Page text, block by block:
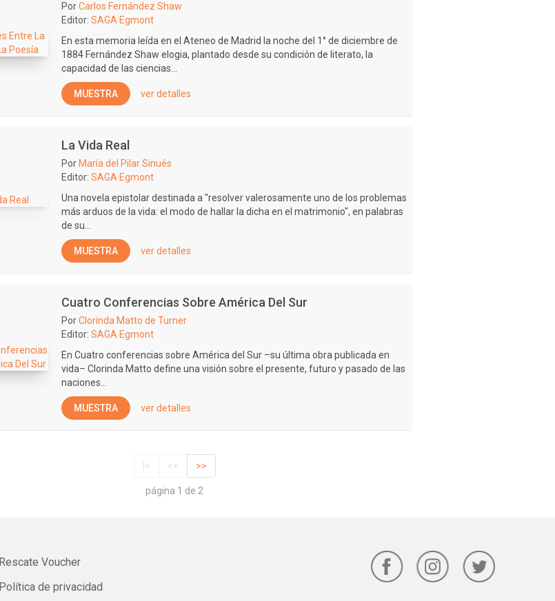
PorCarlos Fernández Shaw
Editor: SAGA Egmont
En esta memoria leída en el Ateneo de Madrid la noche del 1° de diciembre de
1884 Fernández Shaw elogia, plantado desde su condición de literato, la
capacidad de las ciencias...
MUESTRA ver detalles
La Vida Real
Por María del Pilar Sinués
Editor: SAGA Egmont
Una novela epistolar destinada a "resolver valerosamente uno de los problemas
más arduos de la vida: el modo de hallar la dicha en el matrimonio", en palabras
de su...
MUESTRA ver detalles
Cuatro Conferencias Sobre América Del Sur
PorClorinda Matto de Turner
Editor: SAGA Egmont
En Cuatro conferencias sobre América del Sur –su última obra publicada en
vida– Clorinda Matto define una visión sobre el presente, futuro y pasado de las
naciones...
MUESTRA ver detalles
|< << >>
página 1 de 2
Rescate Voucher
Política de privacidad